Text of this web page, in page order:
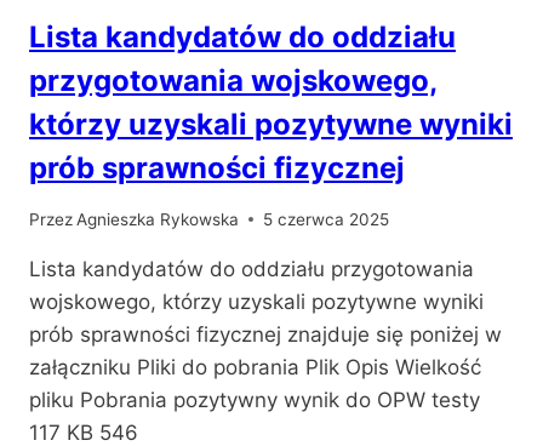
UCZNIÓW
I
ABSOLWENTÓW
Lista kandydatów do oddziału
przygotowania wojskowego,
którzy uzyskali pozytywne wyniki
prób sprawności fizycznej
Przez Agnieszka Rykowska 5 czerwca 2025
Lista kandydatów do oddziału przygotowania
wojskowego, którzy uzyskali pozytywne wyniki
prób sprawności fizycznej znajduje się poniżej w
załączniku Pliki do pobrania Plik Opis Wielkość
pliku Pobrania pozytywny wynik do OPW testy
117 KB 546